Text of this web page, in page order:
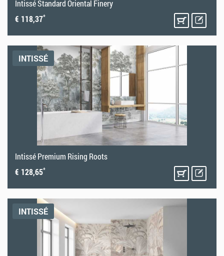
Intissé Standard Oriental Finery
€ 118,37*
INTISSÉ
Intissé Premium Rising Roots
€ 128,65*
INTISSÉ